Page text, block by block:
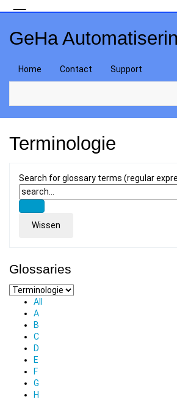
GeHa
Home Contact Support
Terminologie
Search for glossary terms (regular
Glossaries
All
A
B
C
D
E
F
G
H